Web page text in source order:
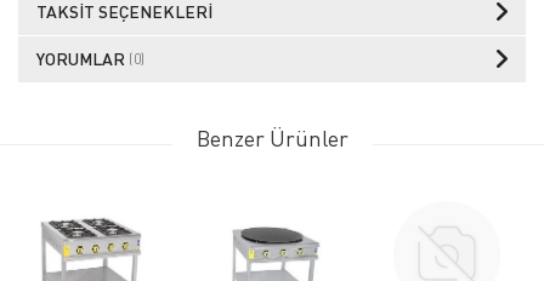
TAKSIT SEÇENEKLERI
YORUMLAR (0)
Benzer Ürünler